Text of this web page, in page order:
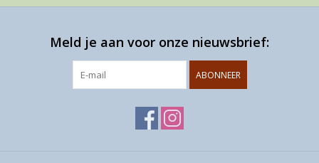
Meld je aan voor onze nieuwsbrief:
ABONNEER